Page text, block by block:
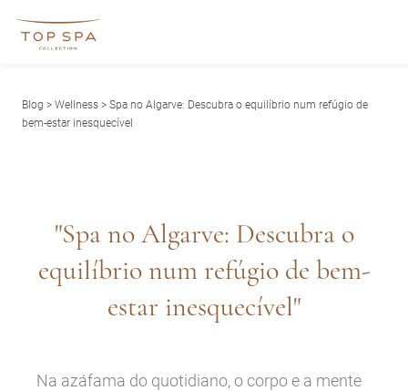
Blog > Wellness > Spa no Algarve: Descubra o equilíbrio num refúgio de
bem-estar inesquecível
"Spa no Algarve: Descubra o
equilíbrio num refúgio de bem-
estar inesquecível"
Na azáfama do quotidiano, o corpo e a mente